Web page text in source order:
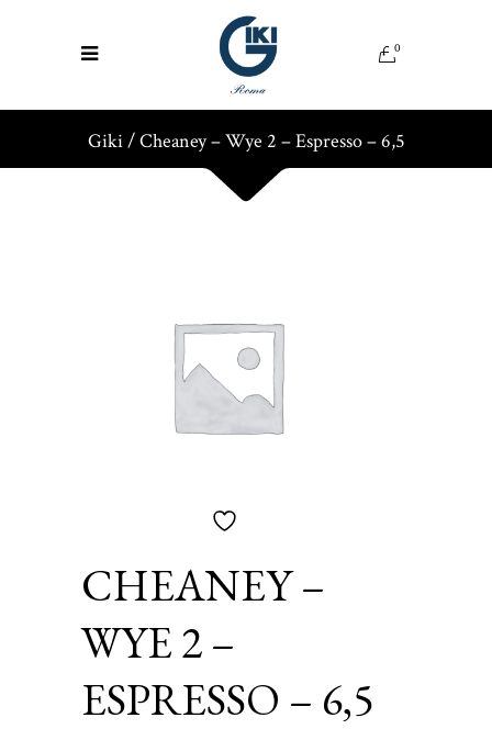
0
Giki/Cheaney – Wye 2 – Espresso – 6,5
CHEANEY –
WYE 2 –
ESPRESSO – 6,5